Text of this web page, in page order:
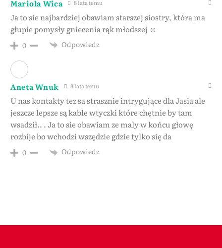
Mariola Wica 8 lata temu
Ja to sie najbardziej obawiam starszej siostry, która ma
głupie pomysły gniecenia rąk młodszej ☺
0 Odpowiedz
Aneta Wnuk 8 lata temu
U nas kontakty tez sa strasznie intrygujące dla Jasia ale
jeszcze lepsze są kable wtyczki które chętnie by tam
wsadził.. . Ja to sie obawiam ze maly w końcu głowę
rozbije bo wchodzi wszędzie gdzie tylko się da
0 Odpowiedz